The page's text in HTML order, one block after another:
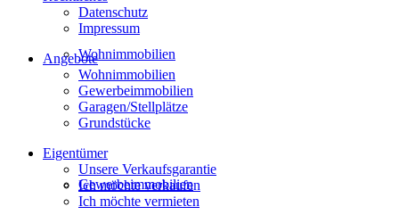
Wohnimmobilien
Gewerbeimmobilien
Datenschutz
Impressum
Angebote
Wohnimmobilien
Gewerbeimmobilien
Garagen/Stellplätze
Grundstücke
Eigentümer
Unsere Verkaufsgarantie
Ich möchte verkaufen
Ich möchte vermieten